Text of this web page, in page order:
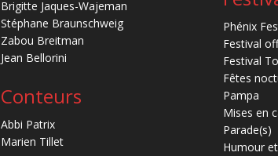
Brigitte Jaques-Wajeman
Stéphane Braunschweig
Zabou Breitman
Jean Bellorini
Conteurs
Abbi Patrix
Marien Tillet
Phénix
Festival
Festival
Fêtes
Pampa
Mises en
Parade(s)
Humour